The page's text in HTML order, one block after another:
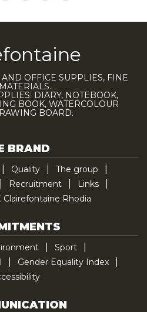
OFFICE SUPPLIES, FINE
DIARY, NOTEBOOK,
BOOK, WATERCOLOUR
BOARD.
BRAND
Quality
The group
Recruitment
Links
Clairefontaine Rhodia
Sport
Gender Equality Index